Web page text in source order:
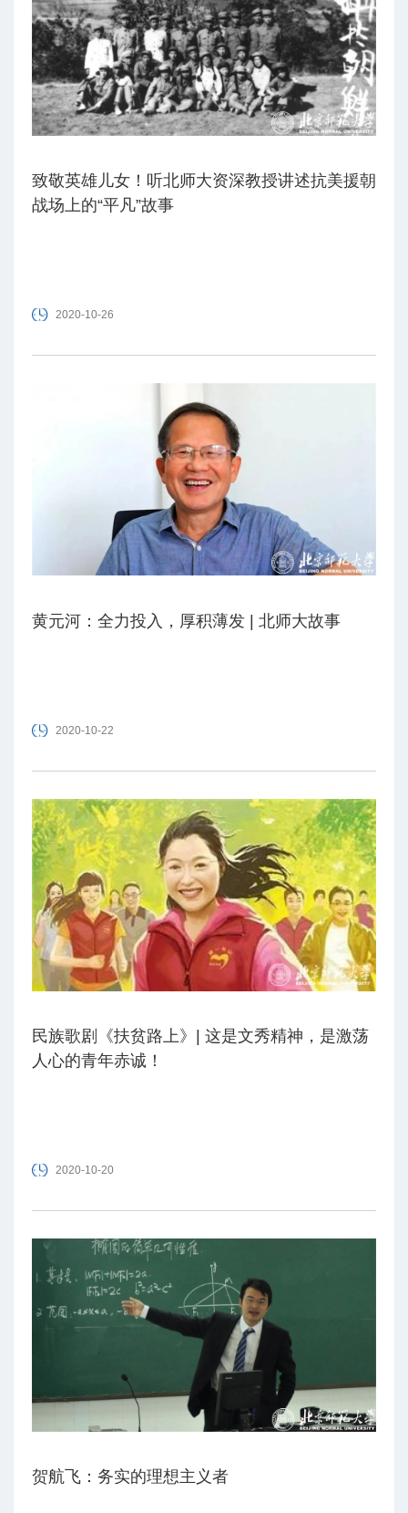
致敬英雄儿女！听北师大资深教授讲述抗美援朝
战场上的“平凡”故事
2020-10-26
黄元河：全力投入，厚积薄发 | 北师大故事
2020-10-22
民族歌剧《扶贫路上》| 这是文秀精神，是激荡
人心的青年赤诚！
2020-10-20
贺航飞：务实的理想主义者